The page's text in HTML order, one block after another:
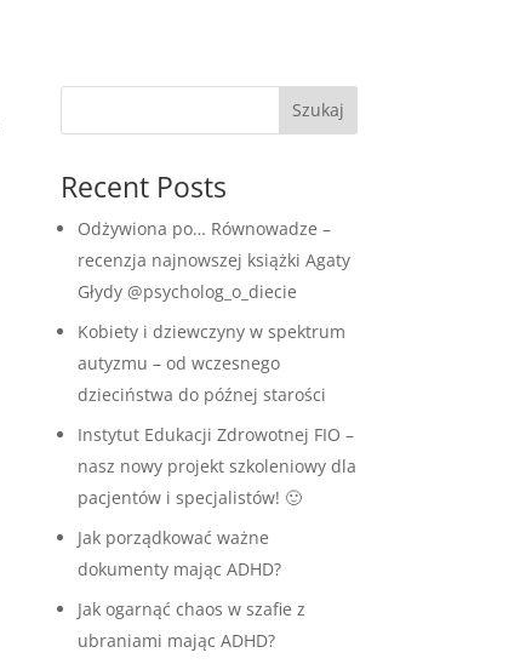
Szukaj
Recent Posts
Odżywiona po… Równowadze –
recenzja najnowszej książki Agaty
Głydy @psycholog_o_diecie
Kobiety i dziewczyny w spektrum
autyzmu – od wczesnego
dzieciństwa do późnej starości
Instytut Edukacji Zdrowotnej FIO –
nasz nowy projekt szkoleniowy dla
pacjentów i specjalistów! 🙂
Jak porządkować ważne
dokumenty mając ADHD?
Jak ogarnąć chaos w szafie z
ubraniami mając ADHD?